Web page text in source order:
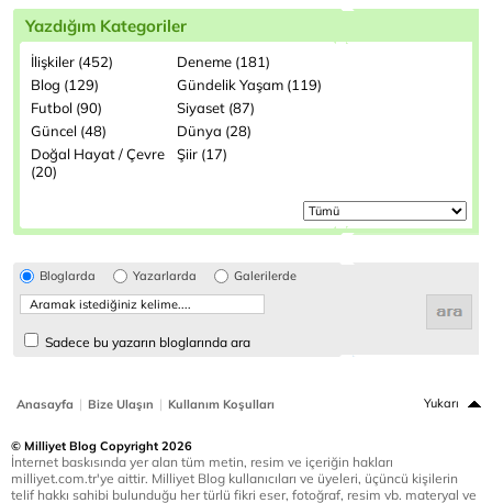
Yazdığım Kategoriler
İlişkiler (452)
Deneme (181)
Blog (129)
Gündelik Yaşam (119)
Futbol (90)
Siyaset (87)
Güncel (48)
Dünya (28)
Doğal Hayat / Çevre
(20)
Şiir (17)
Bloglarda Yazarlarda Galerilerde
Sadece bu yazarın bloglarında ara
Anasayfa | Bize Ulaşın | Kullanım Koşulları Yukarı
© Milliyet Blog Copyright 2026
İnternet baskısında yer alan tüm metin, resim ve içeriğin hakları
milliyet.com.tr'ye aittir. Milliyet Blog kullanıcıları ve üyeleri, üçüncü kişilerin
telif hakkı sahibi bulunduğu her türlü fikri eser, fotoğraf, resim vb. materyal ve